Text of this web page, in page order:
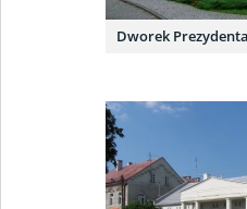
Dworek